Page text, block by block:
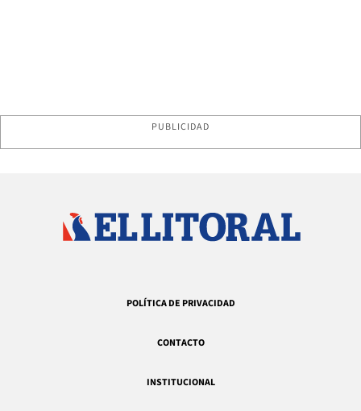
PUBLICIDAD
POLÍTICA DE PRIVACIDAD
CONTACTO
INSTITUCIONAL